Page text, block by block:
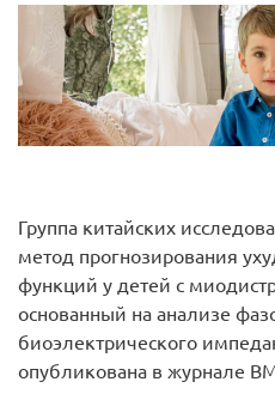
Группа китайских
метод прогнозирования
функций у детей с
основанный на анализе
биоэлектрического
опубликована в журнале